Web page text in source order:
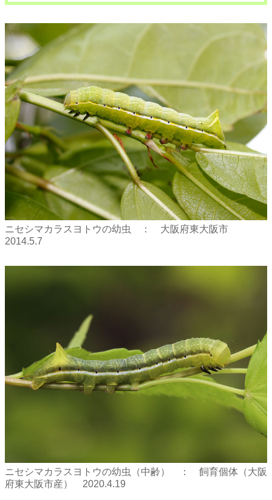
ニセシマカラスヨトウの幼虫 ： 大阪府東大阪市
2014.5.7
ニセシマカラスヨトウの幼虫（中齢） ： 飼育個体（大阪
府東大阪市産） 2020.4.19